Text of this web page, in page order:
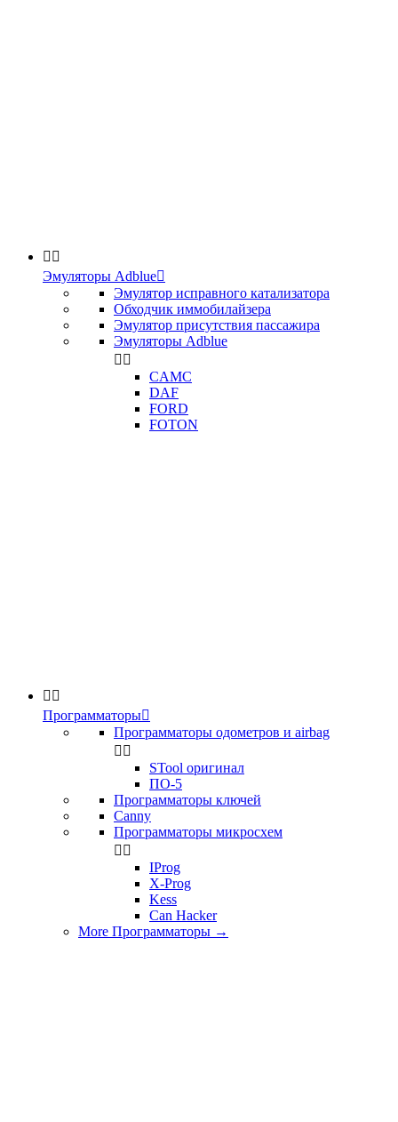
 
Эмуляторы Adblue
Эмулятор исправного катализатора
Обходчик иммобилайзера
Эмулятор присутствия пассажира
Эмуляторы Adblue
 
CAMC
DAF
FORD
FOTON
 
Программаторы
Программаторы одометров и airbag
 
STool оригинал
ПО-5
Программаторы ключей
Canny
Программаторы микросхем
 
IProg
X-Prog
Kess
Can Hacker
More Программаторы →